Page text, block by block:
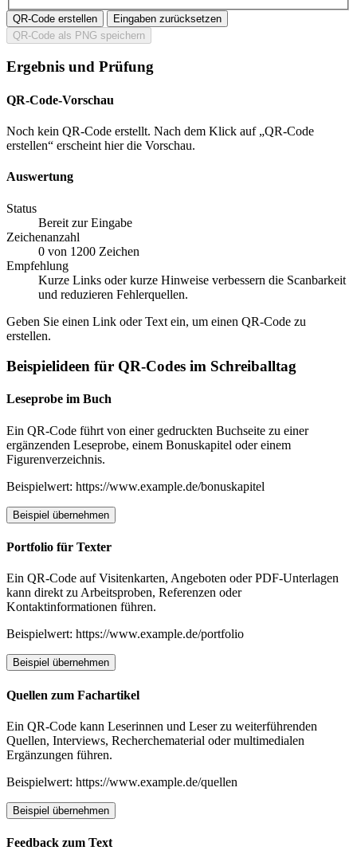
QR-Code erstellen
Eingaben zurücksetzen
QR-Code als PNG speichern
Ergebnis und Prüfung
QR-Code-Vorschau
Noch kein QR-Code erstellt. Nach dem Klick auf „QR-Code
erstellen“ erscheint hier die Vorschau.
Auswertung
Status
Bereit zur Eingabe
Zeichenanzahl
0 von 1200 Zeichen
Empfehlung
Kurze Links oder kurze Hinweise verbessern die Scanbarkeit
und reduzieren Fehlerquellen.
Geben Sie einen Link oder Text ein, um einen QR-Code zu
erstellen.
Beispielideen für QR-Codes im Schreiballtag
Leseprobe im Buch
Ein QR-Code führt von einer gedruckten Buchseite zu einer
ergänzenden Leseprobe, einem Bonuskapitel oder einem
Figurenverzeichnis.
Beispielwert: https://www.example.de/bonuskapitel
Beispiel übernehmen
Portfolio für Texter
Ein QR-Code auf Visitenkarten, Angeboten oder PDF-Unterlagen
kann direkt zu Arbeitsproben, Referenzen oder
Kontaktinformationen führen.
Beispielwert: https://www.example.de/portfolio
Beispiel übernehmen
Quellen zum Fachartikel
Ein QR-Code kann Leserinnen und Leser zu weiterführenden
Quellen, Interviews, Recherchematerial oder multimedialen
Ergänzungen führen.
Beispielwert: https://www.example.de/quellen
Beispiel übernehmen
Feedback zum Text